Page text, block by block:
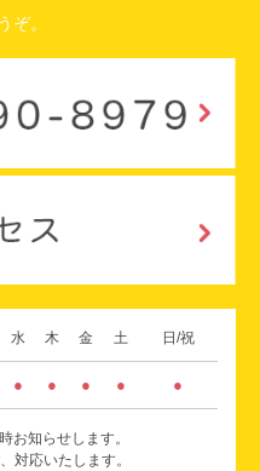
ぞ。
水 木 金 土 日/祝
● ● ● ● ●
お知らせします。
対応いたします。